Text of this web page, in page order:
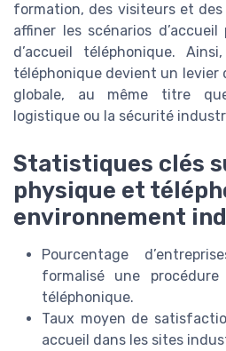
formation, des visiteurs et
affiner les scénarios
d’accueil téléphonique.
téléphonique devient un levier
globale, au même titre
logistique ou la sécurité
Statistiques clés
physique et
environnement
Pourcentage
formalisé une
téléphonique.
Taux moyen de
accueil dans les sites